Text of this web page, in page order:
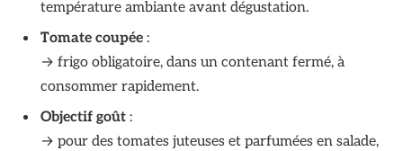
température ambiante avant dégustation.
Tomate coupée :
→ frigo obligatoire, dans un contenant fermé, à
consommer rapidement.
Objectif goût :
→ pour des tomates juteuses et parfumées en salade,